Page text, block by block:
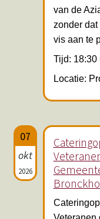
van de
zonder dat
vis aan te
Tijd: 18:30
Locatie:
07
okt
2026